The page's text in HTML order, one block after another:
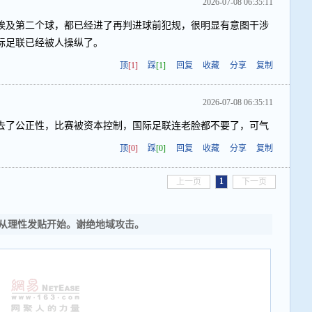
2026-07-08 06:35:11
及第二个球，都已经进了再判进球前犯规，很明显有意图干涉
联已经被人操纵了。
顶[1] 踩[1] 回复 收藏 分享 复制
2026-07-08 06:35:11
了公正性，比赛被资本控制，国际足联连老脸都不要了，可气
顶[0] 踩[0] 回复 收藏 分享 复制
上一页 1 下一页
理性发贴开始。谢绝地域攻击。